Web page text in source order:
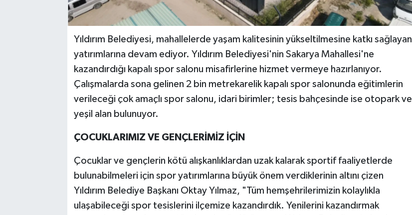
Yıldırım Belediyesi, mahallelerde yaşam kalitesinin yükseltilmesine katkı sağlayan
yatırımlarına devam ediyor. Yıldırım Belediyesi'nin Sakarya Mahallesi'ne
kazandırdığı kapalı spor salonu misafirlerine hizmet vermeye hazırlanıyor.
Çalışmalarda sona gelinen 2 bin metrekarelik kapalı spor salonunda eğitimlerin
verileceği çok amaçlı spor salonu, idari birimler; tesis bahçesinde ise otopark ve
yeşil alan bulunuyor.
ÇOCUKLARIMIZ VE GENÇLERİMİZ İÇİN
Çocuklar ve gençlerin kötü alışkanlıklardan uzak kalarak sportif faaliyetlerde
bulunabilmeleri için spor yatırımlarına büyük önem verdiklerinin altını çizen
Yıldırım Belediye Başkanı Oktay Yılmaz, "Tüm hemşehrilerimizin kolaylıkla
ulaşabileceği spor tesislerini ilçemize kazandırdık. Yenilerini kazandırmak